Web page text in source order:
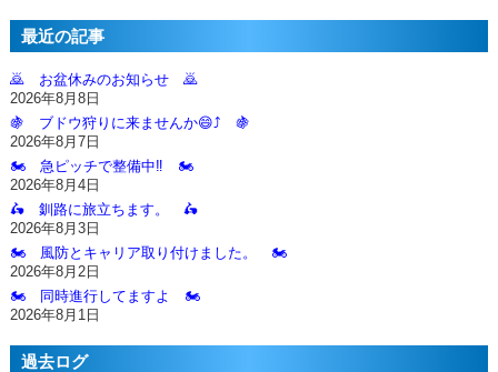
最近の記事
🙇‍ お盆休みのお知らせ 🙇‍
2026年8月8日
🍇 ブドウ狩りに来ませんか😄⤴️ 🍇
2026年8月7日
🏍️ 急ピッチで整備中‼️ 🏍️
2026年8月4日
🛵 釧路に旅立ちます。 🛵
2026年8月3日
🏍️ 風防とキャリア取り付けました。 🏍️
2026年8月2日
🏍️ 同時進行してますよ 🏍️
2026年8月1日
過去ログ